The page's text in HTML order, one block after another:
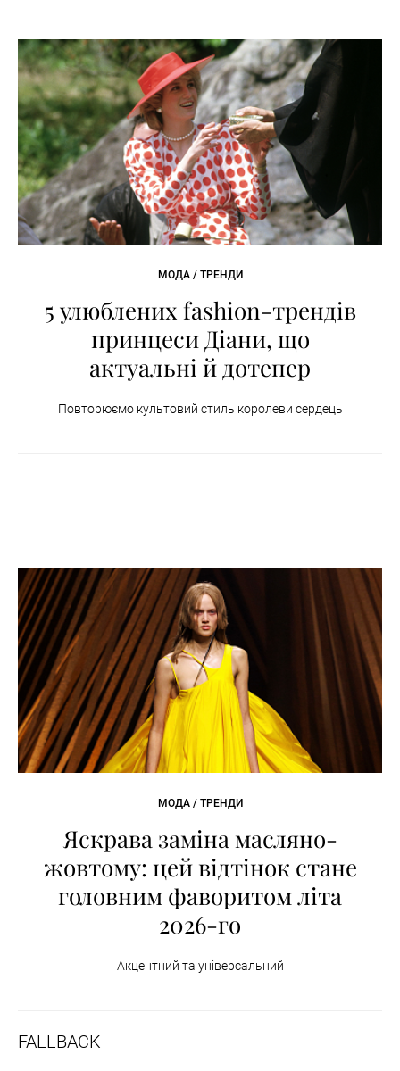
МОДА / ТРЕНДИ
5 улюблених fashion-трендів
принцеси Діани, що
актуальні й дотепер
Повторюємо культовий стиль королеви сердець
МОДА / ТРЕНДИ
Яскрава заміна масляно-
жовтому: цей відтінок стане
головним фаворитом літа
2026-го
Акцентний та універсальний
FALLBACK